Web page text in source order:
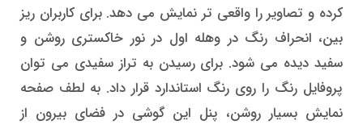
کرده و تصاویر را واقعی تر نمایش می دهد. برای کاربران ریز
بین، انحراف رنگ در وهله اول در نور خاکستری روشن و
سفید دیده می شود. برای رسیدن به تراز سفیدی می توان
پروفایل رنگ را روی رنگ استاندارد قرار داد. به لطف صفحه
نمایش بسیار روشن، پنل این گوشی در فضای بیرون از